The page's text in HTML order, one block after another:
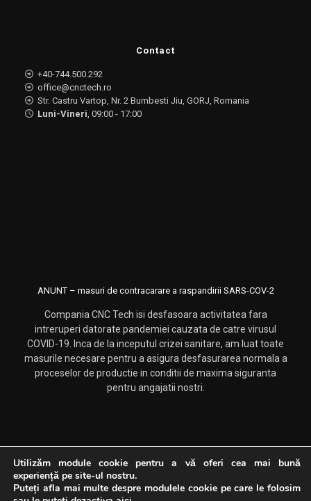
Contact
+40-744.500.292
office@cnctech.ro
Str. Castru Vartop, Nr. 2 Bumbesti Jiu, GORJ, Romania
Luni-Vineri , 09:00 - 17:00
ANUNT – masuri de contracarare a raspandirii SARS-COV-2
Compania CNC Tech isi desfasoara activitatea fara
intreruperi datorate pandemiei cauzata de catre virusul
COVID-19. Inca de la inceputul crizei sanitare, am luat toate
masurile necesare pentru a asigura desfasurarea normala a
proceselor de productie in conditii de maxima siguranta
pentru angajatii nostri.
Drepturi rezervate CNC Tech. Dezvoltat si promovat de
Web
Utilizăm module cookie pentru a vă oferi cea mai bună
experiență pe site-ul nostru.
Puteți afla mai multe despre modulele cookie pe care le folosim